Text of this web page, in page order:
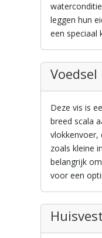
leggen hun
een speciaal
Voedsel
Deze vis is
breed scala
vlokkenvoer,
zoals kleine
belangrijk
voor een